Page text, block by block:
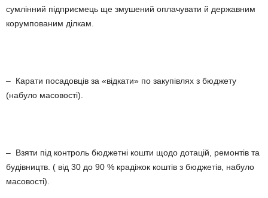
сумлінний підприємець ще змушений оплачувати й державним
корумпованим ділкам.
– Карати посадовців за «відкати» по закупівлях з бюджету
(набуло масовості).
– Взяти під контроль бюджетні кошти щодо дотацій, ремонтів та
будівництв. ( від 30 до 90 % крадіжок коштів з бюджетів, набуло
масовості).